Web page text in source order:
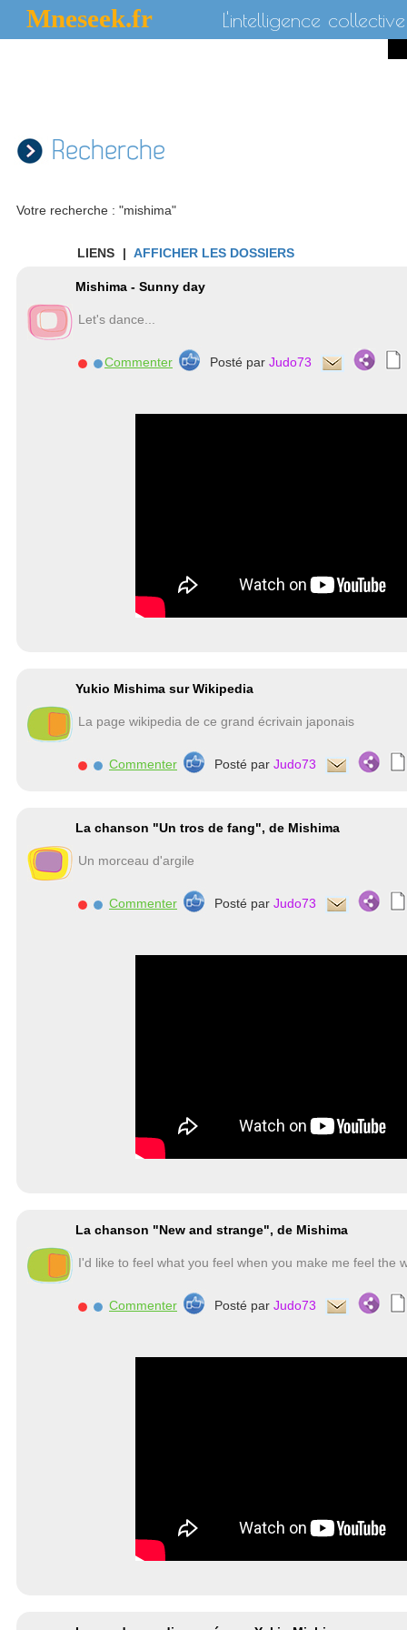
Mneseek.fr L'intelligence collective
Recherche
Votre recherche : "mishima"
LIENS | AFFICHER LES DOSSIERS
Mishima - Sunny day
Let's dance...
Commenter Posté par Judo73
Yukio Mishima sur Wikipedia
La page wikipedia de ce grand écrivain japonais
Commenter Posté par Judo73
La chanson "Un tros de fang", de Mishima
Un morceau d'argile
Commenter Posté par Judo73
La chanson "New and strange", de Mishima
I'd like to feel what you feel when you make me feel the
Commenter Posté par Judo73